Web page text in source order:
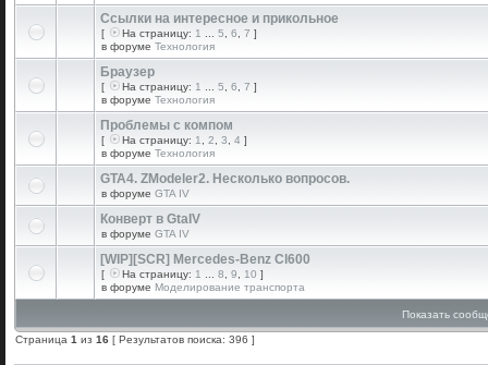
Ссылки на интересное и прикольное
[ На страницу: 1 5 6 7 ]
в форуме Технология
Браузер
[ На страницу: 1 5 6 7 ]
в форуме Технология
Проблемы с компом
[ На страницу: 1 2 3 4 ]
в форуме Технология
GTA4. ZModeler2. Несколько вопросов.
в форуме GTA IV
Конверт в GtaIV
в форуме GTA IV
[WIP][SCR] Mercedes-Benz Cl600
[ На страницу: 1 8 9 10 ]
в форуме Моделирование транспорта
Показать
Страница 1 из 16 [ Результатов поиска: 396 ]